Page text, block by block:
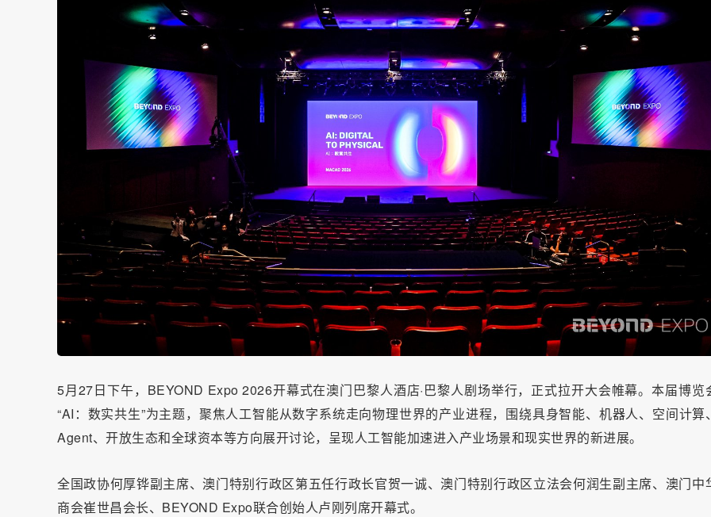
5月27日下午，BEYOND Expo 2026开幕式在澳门巴黎人酒店·巴黎人剧场举行，正式拉开大会帷幕。本届博览
“AI：数实共生”为主题，聚焦人工智能从数字系统走向物理世界的产业进程，围绕具身智能、机器人、空间计算
Agent、开放生态和全球资本等方向展开讨论，呈现人工智能加速进入产业场景和现实世界的新进展。
全国政协何厚铧副主席、澳门特别行政区第五任行政长官贺一诚、澳门特别行政区立法会何润生副主席、澳门中
商会崔世昌会长、BEYOND Expo联合创始人卢刚列席开幕式。